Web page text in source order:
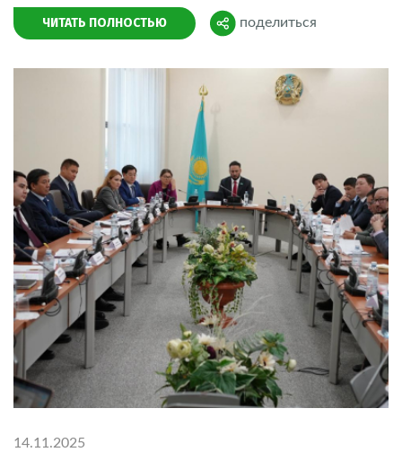
ЧИТАТЬ ПОЛНОСТЬЮ Поделиться
поделиться
14.11.2025